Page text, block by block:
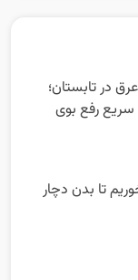
در تابستان؛
رفع بوی
تا بدن دچار